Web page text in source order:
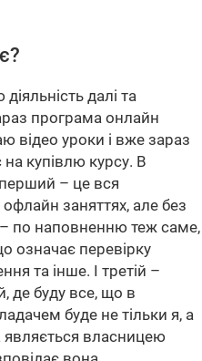
далі та
програма онлайн
відео уроки і вже зараз
купівлю курсу. В
– це вся
заняттях, але без
– по наповненню теж саме,
означає перевірку
та інше. І третій –
де буду все, що в
буде не тільки я, а
являється власницею